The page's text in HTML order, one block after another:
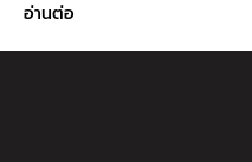
อ่านต่อ